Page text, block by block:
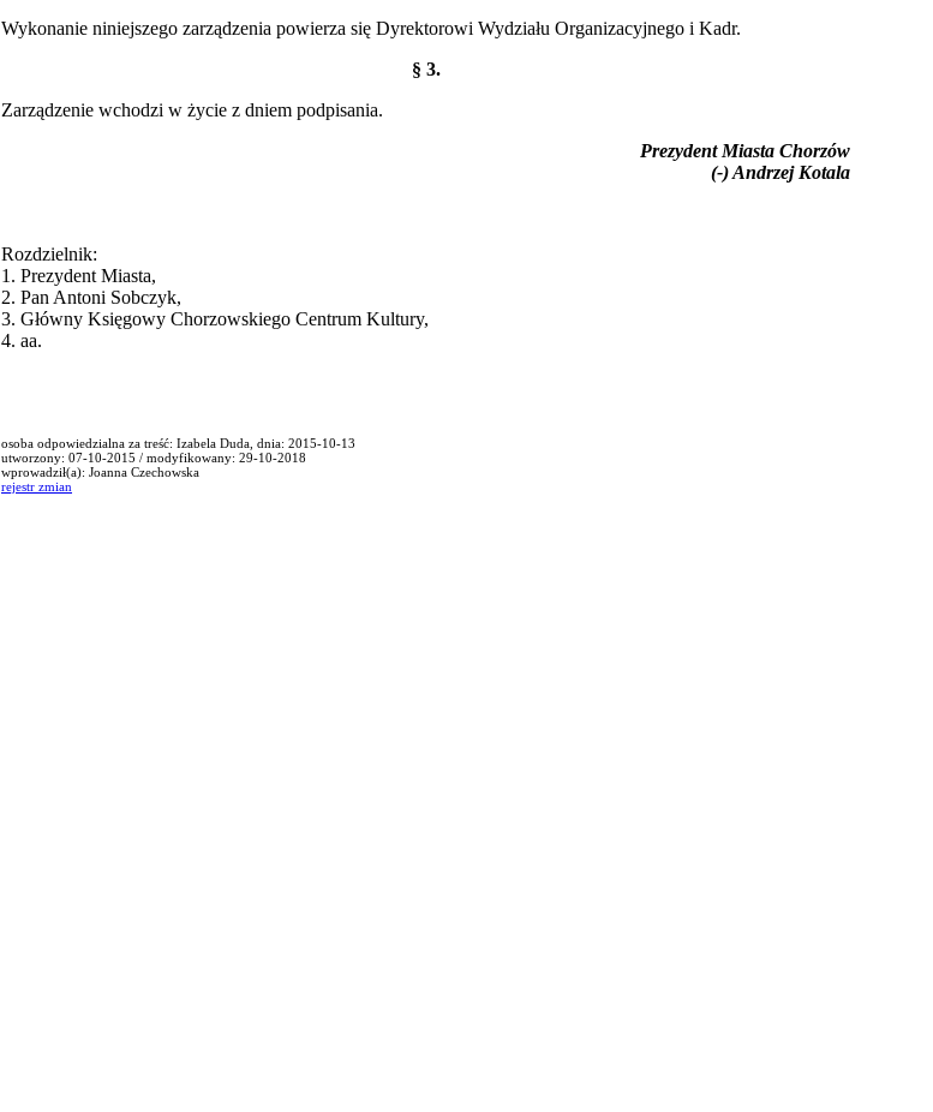
Wykonanie niniejszego zarządzenia powierza się Dyrektorowi Wydziału Organizacyjnego i Kadr.
§ 3.
Zarządzenie wchodzi w życie z dniem podpisania.
Prezydent Miasta Chorzów
(-) Andrzej Kotala
Rozdzielnik:
1. Prezydent Miasta,
2. Pan Antoni Sobczyk,
3. Główny Księgowy Chorzowskiego Centrum Kultury,
4. aa.
osoba odpowiedzialna za treść: Izabela Duda, dnia: 2015-10-13
utworzony: 07-10-2015 / modyfikowany: 29-10-2018
wprowadził(a): Joanna Czechowska
rejestr zmian